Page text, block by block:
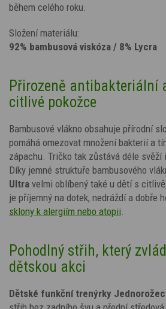
během celého roku.
Složení materiálu:
92% bambusová viskóza / 8% Lycra
Přirozeně antibakteriální
citlivé pokožce
Bambusové vlákno obsahuje přírodní
pomáhá omezovat množení bakterií a
zápachu. Tričko tak zůstává déle svěží
Díky jemné struktuře bambusového
Ultra velmi oblíbený také u dětí s
je příjemný na dotek, nedráždí a dobře
sklony k alergiím nebo atopii
Pohodlný střih, který
dětskou akci
Dětské funkční trenýrky Jednorožec